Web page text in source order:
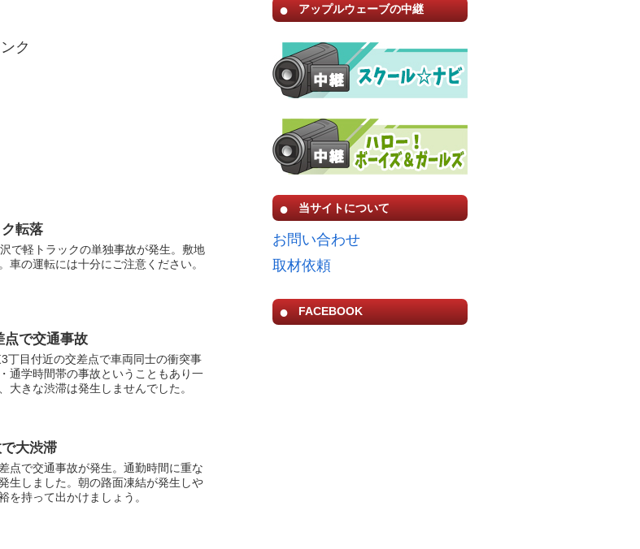
ク
転落
で軽トラックの単独事故が発生。敷地
車の運転には十分にご注意ください。
点で交通事故
丁目付近の交差点で車両同士の衝突事
通学時間帯の事故ということもあり一
大きな渋滞は発生しませんでした。
大渋滞
点で交通事故が発生。通勤時間に重な
生しました。朝の路面凍結が発生しや
を持って出かけましょう。
アップルウェーブの中継
当サイトについて
お問い合わせ
取材依頼
FACEBOOK